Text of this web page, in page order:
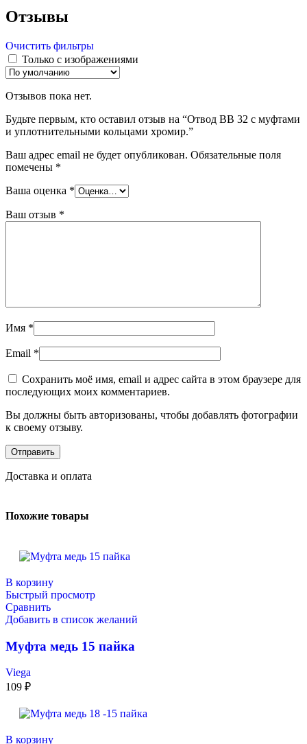
Отзывы
Очистить фильтры
Только с изображениями
Отзывов пока нет.
Будьте первым, кто оставил отзыв на “Отвод ВВ 32 с муфтами
и уплотнительными кольцами хромир.”
Ваш адрес email не будет опубликован. Обязательные поля
помечены *
Ваша оценка *
Ваш отзыв *
Имя *
Email *
Сохранить моё имя, email и адрес сайта в этом браузере для
последующих моих комментариев.
Вы должны быть авторизованы, чтобы добавлять фотографии
к своему отзыву.
Доставка и оплата
Похожие товары
В корзину
Быстрый просмотр
Сравнить
Добавить в список желаний
Муфта медь 15 пайка
Viega
109 ₽
В корзину